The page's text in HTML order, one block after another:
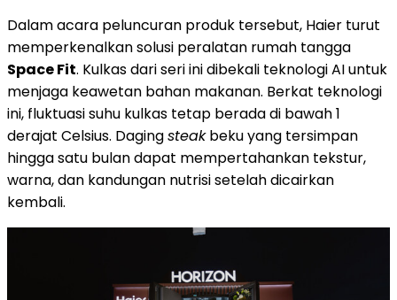
Dalam acara peluncuran produk tersebut, Haier turut
memperkenalkan solusi peralatan rumah tangga
Space Fit. Kulkas dari seri ini dibekali teknologi AI untuk
menjaga keawetan bahan makanan. Berkat teknologi
ini, fluktuasi suhu kulkas tetap berada di bawah 1
derajat Celsius. Dagingsteakbeku yang tersimpan
hingga satu bulan dapat mempertahankan tekstur,
warna, dan kandungan nutrisi setelah dicairkan
kembali.